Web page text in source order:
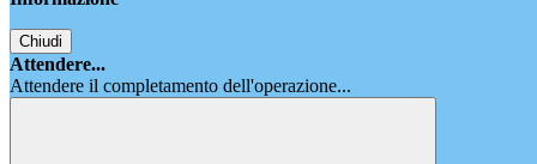
Chiudi
Attendere...
Attendere il completamento dell'operazione...